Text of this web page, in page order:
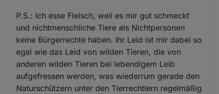
P.S.: Ich esse Fleisch, weil es mir gut schmeckt
und nichtmenschliche Tiere als Nichtpersonen
keine Bürgerrechte haben. Ihr Leid ist mir dabei so
egal wie das Leid von wilden Tieren, die von
anderen wilden Tieren bei lebendigem Leib
aufgefressen werden, was wiederrum gerade den
Naturschützern unter den Tierrechtlern regelmäßig